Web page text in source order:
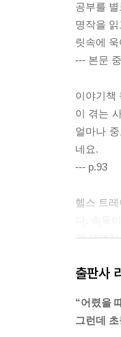
반복독서
[공부머
필사 : 눈
[공부머
[공부머
[정보] 우
[정보] 우
맺음말 .
공부를
명작을
릿속에
--- 본문
이야기책
이 겪는
얼마나
네요.
--- p.93
헬스 트
가 오르
을 읽으
호입니다.
출판사
“어렸을
그런데